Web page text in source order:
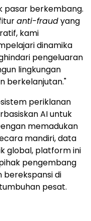
pasar berkembang.
anti-fraudyang
kami
dinamika
pengeluaran
lingkungan
berkelanjutan."
periklanan
AI untuk
memadukan
mandiri, data
global, platform ini
pengembang
berekspansi di
pesat.